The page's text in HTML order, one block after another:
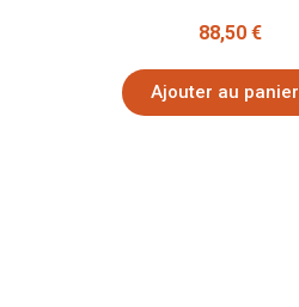
88,50 €
Ajouter au panier